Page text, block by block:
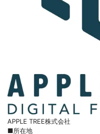
APPLE TREE株式会社
■所在地